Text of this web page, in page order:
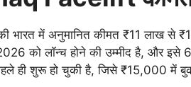
भारत में अनुमानित कीमत ₹11 लाख से
को लॉन्च होने की उम्मीद है, और
ही शुरू हो चुकी है, जिसे ₹15,000 में